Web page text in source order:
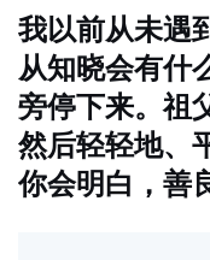
我以前从未遇
从知晓会有什
旁停下来。祖
然后轻轻地、
你会明白，善